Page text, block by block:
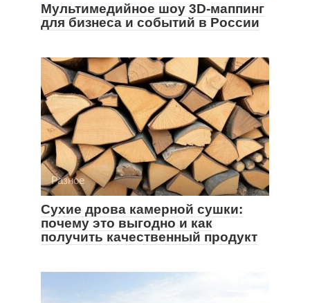
Мультимедийное шоу 3D-маппинг
для бизнеса и событий в России
Разное
Сухие дрова камерной сушки:
почему это выгодно и как
получить качественный продукт